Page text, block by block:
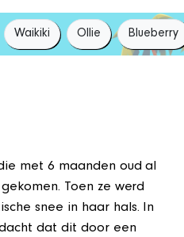
Waikiki Ollie Blueberry
met 6 maanden oud al
Toen ze werd
snee in haar hals. In
dat dit door een